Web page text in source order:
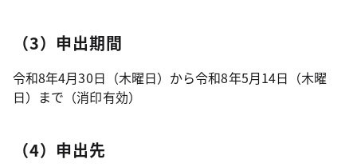
（3）申出期間
令和8年4月30日（木曜日）から令和8年5月14日（木曜
日）まで（消印有効）
（4）申出先